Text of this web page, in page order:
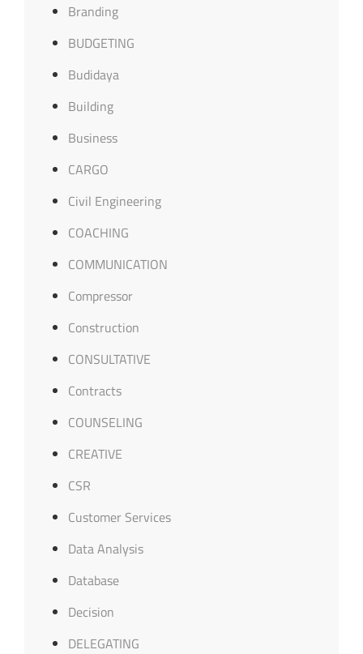
Branding
BUDGETING
Budidaya
Building
Business
CARGO
Civil Engineering
COACHING
COMMUNICATION
Compressor
Construction
CONSULTATIVE
Contracts
COUNSELING
CREATIVE
CSR
Customer Services
Data Analysis
Database
Decision
DELEGATING